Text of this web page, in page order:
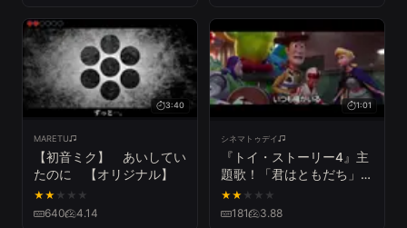
3:40
MARETU
【初音ミク】 あいしてい
たのに 【オリジナル】
★★ ★ ★ ★
640 4.14
1:01
シネマトゥデイ
『トイ・ストーリー4』主
題歌！「君はともだち」ミ
ュージックビデオ
★★ ★ ★ ★
181 3.88